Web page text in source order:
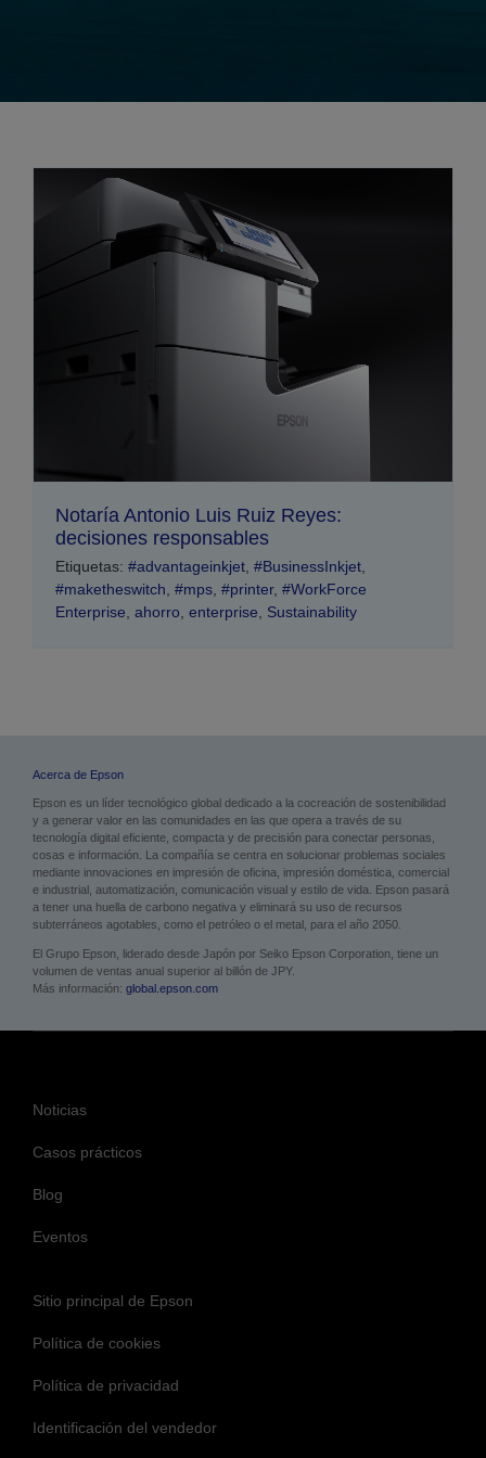
Notaría Antonio Luis Ruiz Reyes:
decisiones responsables
Etiquetas: #advantageinkjet #BusinessInkjet
#maketheswitch #mps #printer, #WorkForce
Enterprise ahorro enterprise Sustainability
Acerca de Epson
Epson es un líder tecnológico global dedicado a la cocreación de sostenibilidad
y a generar valor en las comunidades en las que opera a través de su
tecnología digital eficiente, compacta y de precisión para conectar personas,
cosas e información. La compañía se centra en solucionar problemas sociales
mediante innovaciones en impresión de oficina, impresión doméstica, comercial
e industrial, automatización, comunicación visual y estilo de vida. Epson pasará
a tener una huella de carbono negativa y eliminará su uso de recursos
subterráneos agotables, como el petróleo o el metal, para el año 2050.
El Grupo Epson, liderado desde Japón por Seiko Epson Corporation, tiene un
volumen de ventas anual superior al billón de JPY.
Más información: global.epson.com
Noticias
Casos prácticos
Blog
Eventos
Sitio principal de Epson
Política de cookies
Política de privacidad
Identificación del vendedor